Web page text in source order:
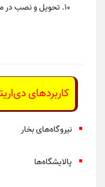
تحویل و نصب در
کاربردهای
نیروگاه‌های بخار
پالایشگاه‌ها